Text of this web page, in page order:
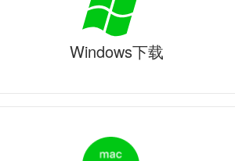
Windows下载